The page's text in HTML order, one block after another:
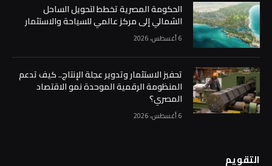
الحكومة المصرية تخطط لتحويل الساحل
الشمالي إلى مركز عالمي للسياحة والاستثمار
6 أغسطس، 2026
تحفيز الاستثمار وتدوير عجلة الإنتاج.. كيف تدعم
المنظومة الرقمية الموحدة نمو الاقتصاد
المصري؟
6 أغسطس، 2026
التقويم